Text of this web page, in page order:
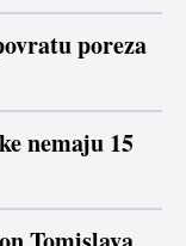
poreza
nemaju 15